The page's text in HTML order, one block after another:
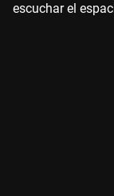
escuchar el